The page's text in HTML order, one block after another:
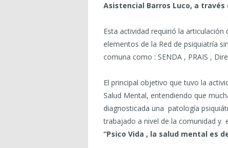
Asistencial Barros Luco, a través
Esta actividad requirió la
elementos de la Red de psiquiatría
comuna como : SENDA , PRAIS ,
El principal objetivo que tuvo la
Salud Mental, entendiendo que
diagnosticada una patología
trabajado a nivel de la comunidad
“Psico Vida , la salud mental es